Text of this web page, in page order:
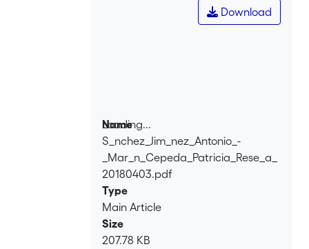
Loading...
Loading...
Download
Name
S_nchez_Jim_nez_Antonio_-
_Mar_n_Cepeda_Patricia_Rese_a_
20180403.pdf
Type
Main Article
Size
207.78 KB